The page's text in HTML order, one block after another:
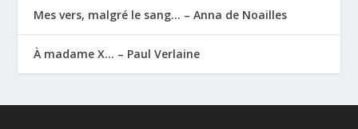
Mes vers, malgré le sang… – Anna de Noailles
À madame X… – Paul Verlaine